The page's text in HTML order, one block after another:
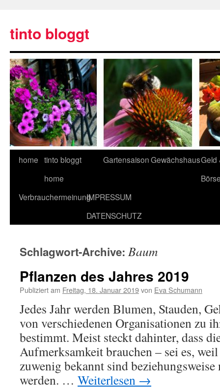
tinto bloggt
home tinto bloggt
home
GartensaisonGewächshausGeld
VerbrauchermeinungIMPRESSUM
DATENSCHUTZ
Schlagwort-Archive: Baum
Pflanzen des Jahres 2019
Publiziert am Freitag, 18. Januar 2019von Eva Schumann
Jedes Jahr werden Blumen, Stauden,
von verschiedenen Organisationen zu
bestimmt. Meist steckt dahinter, dass
Aufmerksamkeit brauchen – sei es,
zuwenig bekannt sind
werden. … Weiterlesen →